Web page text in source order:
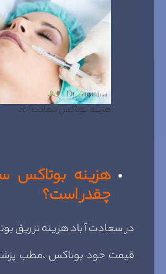
هزینه بوتاکس سعادت آباد
هزینه بوتاکس
چقدر است؟
در سعادت آباد هزینه تزریق
قیمت خود بوتاکس ،مطب